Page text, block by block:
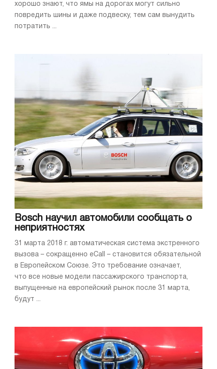
хорошо знают, что ямы на дорогах могут сильно
повредить шины и даже подвеску, тем сам вынудить
потратить ...
Bosch научил автомобили сообщать о
неприятностях
31 марта 2018 г. автоматическая система экстренного
вызова – сокращенно eCall – становится обязательной
в Европейском Союзе. Это требование означает,
что все новые модели пассажирского транспорта,
выпущенные на европейский рынок после 31 марта,
будут ...